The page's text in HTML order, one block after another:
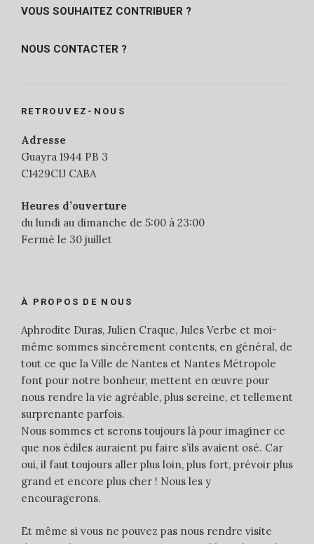
VOUS SOUHAITEZ CONTRIBUER ?
NOUS CONTACTER ?
RETROUVEZ-NOUS
Adresse
Guayra 1944 PB 3
C1429CIJ CABA
Heures d’ouverture
du lundi au dimanche de 5:00 à 23:00
Fermé le 30 juillet
À PROPOS DE NOUS
Aphrodite Duras, Julien Craque, Jules Verbe et moi-
même sommes sincèrement contents, en général, de
tout ce que la Ville de Nantes et Nantes Métropole
font pour notre bonheur, mettent en œuvre pour
nous rendre la vie agréable, plus sereine, et tellement
surprenante parfois.
Nous sommes et serons toujours là pour imaginer ce
que nos édiles auraient pu faire s’ils avaient osé. Car
oui, il faut toujours aller plus loin, plus fort, prévoir plus
grand et encore plus cher ! Nous les y
encouragerons.
Et même si vous ne pouvez pas nous rendre visite